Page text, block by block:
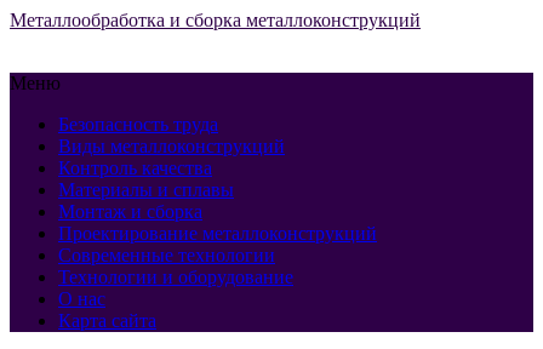
Металлообработка и сборка металлоконструкций
Меню
Безопасность труда
Виды металлоконструкций
Контроль качества
Материалы и сплавы
Монтаж и сборка
Проектирование металлоконструкций
Современные технологии
Технологии и оборудование
О нас
Карта сайта